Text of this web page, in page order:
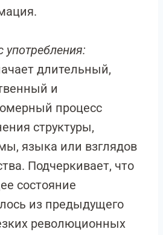
длительный,
и
процесс
структуры,
языка или взглядов
Подчеркивает, что
состояние
из предыдущего
революционных